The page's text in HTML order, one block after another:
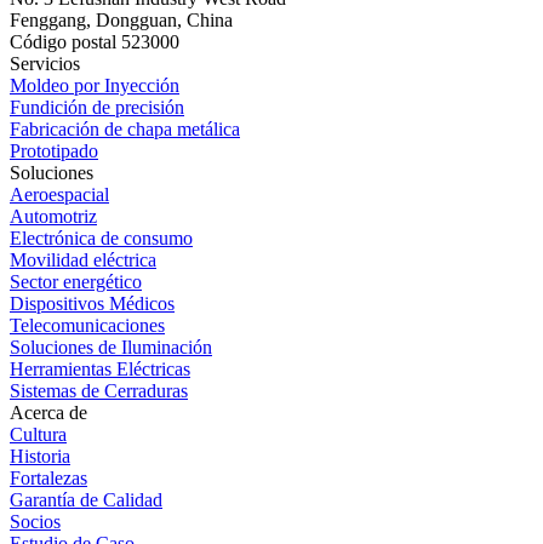
Fenggang, Dongguan, China
Código postal 523000
Servicios
Moldeo por Inyección
Fundición de precisión
Fabricación de chapa metálica
Prototipado
Soluciones
Aeroespacial
Automotriz
Electrónica de consumo
Movilidad eléctrica
Sector energético
Dispositivos Médicos
Telecomunicaciones
Soluciones de Iluminación
Herramientas Eléctricas
Sistemas de Cerraduras
Acerca de
Cultura
Historia
Fortalezas
Garantía de Calidad
Socios